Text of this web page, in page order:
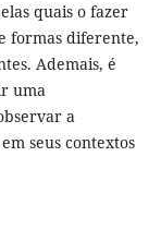
quais o fazer
formas diferente,
Ademais, é
uma
a
seus contextos